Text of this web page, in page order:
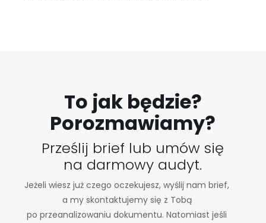
To jak będzie?
Porozmawiamy?
Prześlij brief lub umów się
na darmowy audyt.
Jeżeli wiesz już czego oczekujesz, wyślij nam brief,
a my skontaktujemy się z Tobą
po przeanalizowaniu dokumentu. Natomiast jeśli